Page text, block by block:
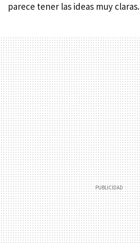
parece tener las ideas muy claras.